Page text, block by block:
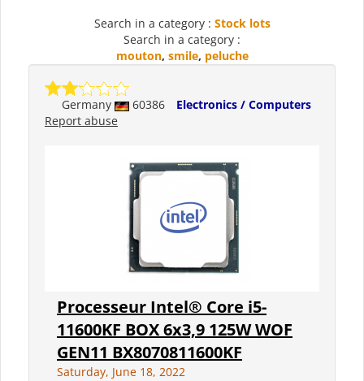
Search in a category : Stock lots
Search in a category :
mouton, smile, peluche
Germany 60386
Electronics / Computers
Report abuse
Processeur Intel® Core i5-
11600KF BOX 6x3,9 125W WOF
GEN11 BX8070811600KF
Saturday, June 18, 2022